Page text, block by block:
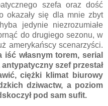
szefa oraz dość
okazały się dla mnie zbyt
jedynie niezrozumiałe
do drugiego sezonu, w
amerykańscy scenarzyści.
iść własnym torem, serial
szef przestał
ciężki klimat biurowy
dziwactw, a poziom
pod sam sufit.